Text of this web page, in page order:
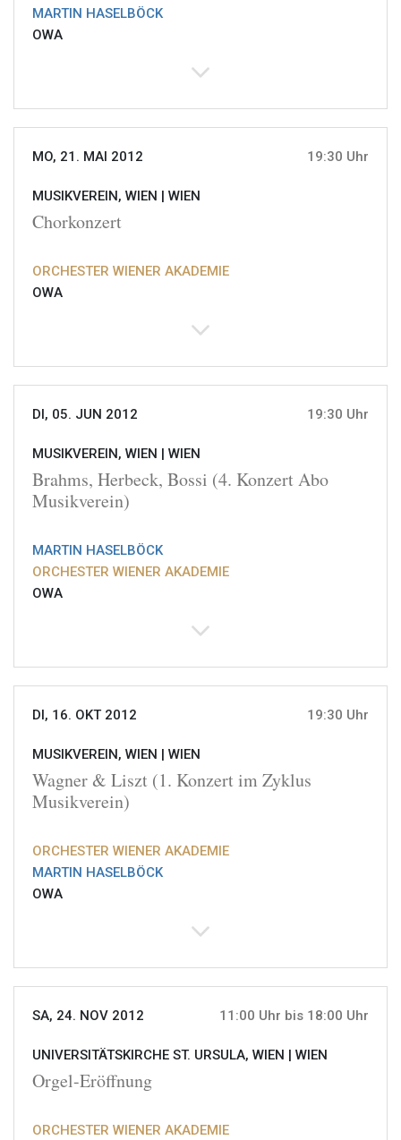
MARTIN HASELBÖCK
OWA
MO, 21. MAI 2012 19:30 Uhr
MUSIKVEREIN, WIEN | WIEN
Chorkonzert
ORCHESTER WIENER AKADEMIE
OWA
DI, 05. JUN 2012 19:30 Uhr
MUSIKVEREIN, WIEN | WIEN
Brahms, Herbeck, Bossi (4. Konzert Abo
Musikverein)
MARTIN HASELBÖCK
ORCHESTER WIENER AKADEMIE
OWA
DI, 16. OKT 2012 19:30 Uhr
MUSIKVEREIN, WIEN | WIEN
Wagner & Liszt (1. Konzert im Zyklus
Musikverein)
ORCHESTER WIENER AKADEMIE
MARTIN HASELBÖCK
OWA
SA, 24. NOV 2012 11:00 Uhr bis 18:00 Uhr
UNIVERSITÄTSKIRCHE ST. URSULA, WIEN | WIEN
Orgel-Eröffnung
ORCHESTER WIENER AKADEMIE